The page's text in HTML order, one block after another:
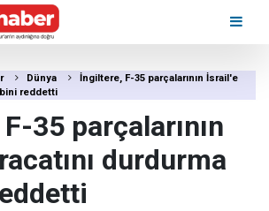
Dünya
İngiltere, F-35 parçalarının İsrail'e
reddetti
35 parçalarının
durdurma